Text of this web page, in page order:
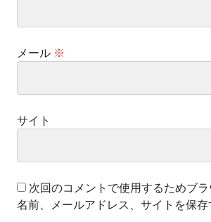
メール ※
サイト
次回のコメントで使用するためブ
名前、メールアドレス、サイトを保存